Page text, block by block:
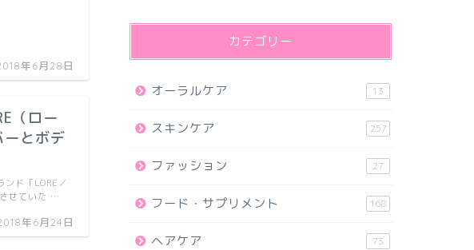
年6月28日
（ロー
とボデ
年6月24日
ド「LORE／
せていた …
カテゴリー
オーラルケア 13
スキンケア 257
ファッション 27
フード・サプリメント 168
ヘアケア 73